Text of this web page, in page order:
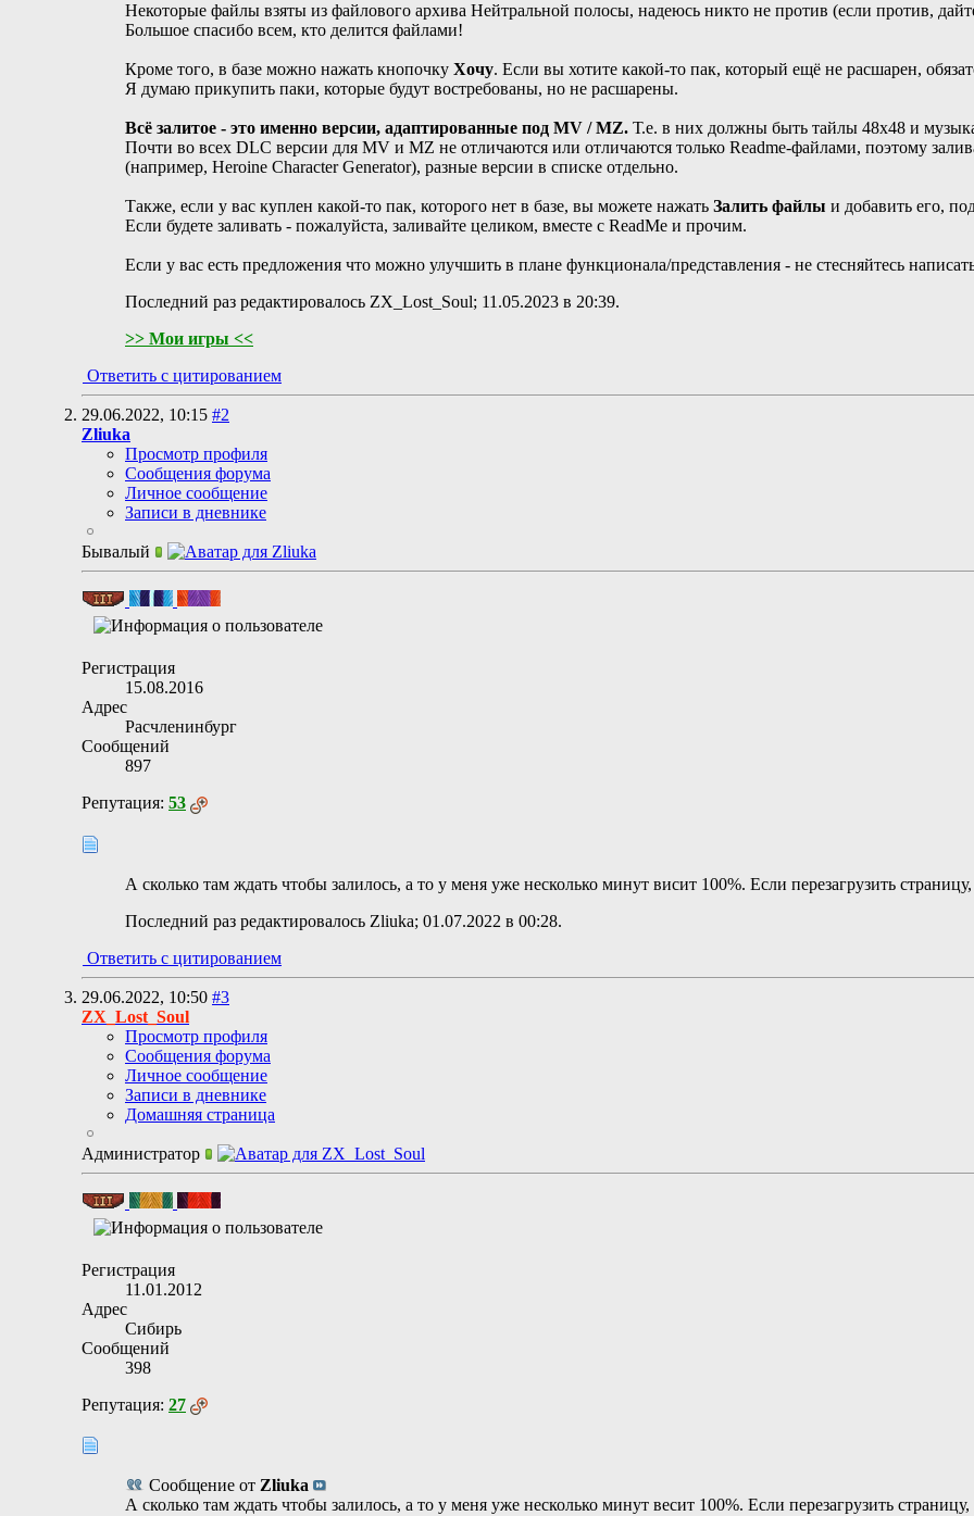
Некоторые файлы взяты из файлового архива Нейтральной полосы, надеюсь никто не против (если против,
Большое спасибо всем, кто делится файлами!
Кроме того, в базе можно нажать кнопочку Хочу. Если вы хотите какой-то пак, который ещё не расшарен,
Я думаю прикупить паки, которые будут востребованы, но не расшарены.
Всё залитое - это именно версии, адаптированные под MV / MZ. Т.е. в них должны быть тайлы 48x48 и
Почти во всех DLC версии для MV и MZ не отличаются или отличаются только Readme-файлами, поэтому
(например, Heroine Character Generator), разные версии в списке отдельно.
Также, если у вас куплен какой-то пак, которого нет в базе, вы можете нажать Залить файлы и добавить его,
Если будете заливать - пожалуйста, заливайте целиком, вместе с ReadMe и прочим.
Если у вас есть предложения что можно улучшить в плане функционала/представления - не стесняйтесь
Последний раз редактировалось ZX_Lost_Soul; 11.05.2023 в 20:39.
>> Мои игры <<
Ответить с цитированием
29.06.2022, 10:15 #2
Zliuka
Просмотр профиля
Сообщения форума
Личное сообщение
Записи в дневнике
Бывалый
Регистрация
15.08.2016
Адрес
Расчленинбург
Сообщений
897
Репутация: 53
А сколько там ждать чтобы залилось, а то у меня уже несколько минут висит 100%. Если перезагрузить
Последний раз редактировалось Zliuka; 01.07.2022 в 00:28.
Ответить с цитированием
29.06.2022, 10:50 #3
ZX_Lost_Soul
Просмотр профиля
Сообщения форума
Личное сообщение
Записи в дневнике
Домашняя страница
Администратор
Регистрация
11.01.2012
Адрес
Сибирь
Сообщений
398
Репутация: 27
Сообщение от Zliuka
А сколько там ждать чтобы залилось, а то у меня уже несколько минут весит 100%. Если перезагрузить